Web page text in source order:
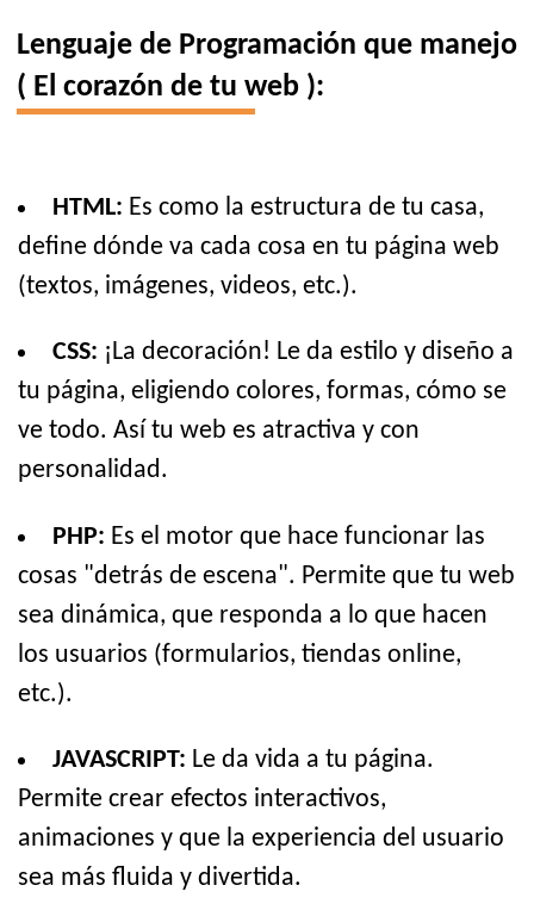
Lenguaje de Programación que manejo
( El corazón de tu web ):
HTML: Es como la estructura de tu casa,
define dónde va cada cosa en tu página web
(textos, imágenes, videos, etc.).
CSS: ¡La decoración! Le da estilo y diseño a
tu página, eligiendo colores, formas, cómo se
ve todo. Así tu web es atractiva y con
personalidad.
PHP: Es el motor que hace funcionar las
cosas "detrás de escena". Permite que tu web
sea dinámica, que responda a lo que hacen
los usuarios (formularios, tiendas online,
etc.).
JAVASCRIPT: Le da vida a tu página.
Permite crear efectos interactivos,
animaciones y que la experiencia del usuario
sea más fluida y divertida.